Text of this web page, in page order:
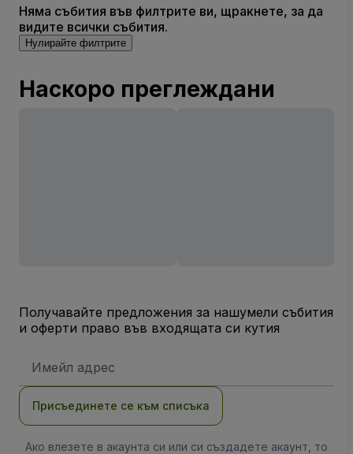
Няма събития във филтрите ви, щракнете, за да
видите всички събития.
Нулирайте филтрите
Наскоро преглеждани
Получавайте предложения за нашумели събития
и оферти право във входящата си кутия
адрес
Присъединете се към списъка
Ако влезете в акаунта си или си създадете акаунт, то